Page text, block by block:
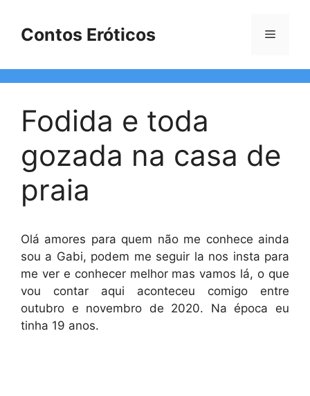
Contos Eróticos Menu
Fodida e toda
gozada na casa de
praia
Olá amores para quem não me conhece ainda
sou a Gabi, podem me seguir la nos insta para
me ver e conhecer melhor mas vamos lá, o que
vou contar aqui aconteceu comigo entre
outubro e novembro de 2020. Na época eu
tinha 19 anos.